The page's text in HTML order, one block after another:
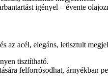
igényel – évente
az acél, elegáns, letisztult
tisztítható.
felforrósodhat, árnyékban